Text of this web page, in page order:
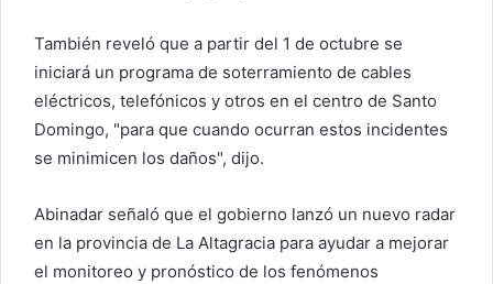
También reveló que a partir del 1 de octubre se
iniciará un programa de soterramiento de cables
eléctricos, telefónicos y otros en el centro de Santo
Domingo, "para que cuando ocurran estos incidentes
se minimicen los daños", dijo.
Abinadar señaló que el gobierno lanzó un nuevo radar
en la provincia de La Altagracia para ayudar a mejorar
el monitoreo y pronóstico de los fenómenos